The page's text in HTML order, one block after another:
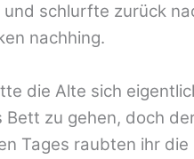
und schlurfte zurück
nachhing.
die Alte sich
Bett zu gehen, doch
Tages raubten ihr